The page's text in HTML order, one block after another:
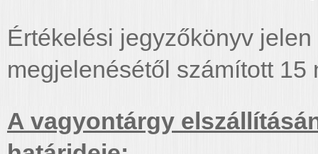
Értékelési jegyzőkönyv
megjelenésétől számított 15
A vagyontárgy